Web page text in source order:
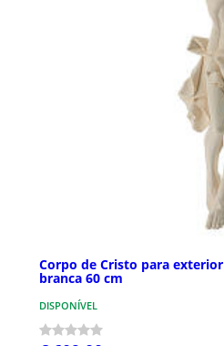
Corpo de Cristo para
branca 60 cm
DISPONÍVEL